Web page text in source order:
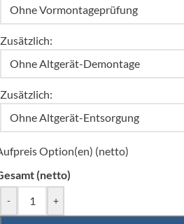
Zusätzlich:
Zusätzlich:
Option(en) (netto)
(netto)
- +